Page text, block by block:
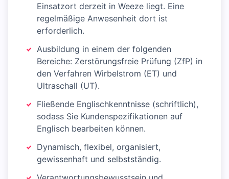
Einsatzort derzeit in Weeze liegt. Eine
regelmäßige Anwesenheit dort ist
erforderlich.
Ausbildung in einem der folgenden
Bereiche: Zerstörungsfreie Prüfung (ZfP) in
den Verfahren Wirbelstrom (ET) und
Ultraschall (UT).
Fließende Englischkenntnisse (schriftlich),
sodass Sie Kundenspezifikationen auf
Englisch bearbeiten können.
Dynamisch, flexibel, organisiert,
gewissenhaft und selbstständig.